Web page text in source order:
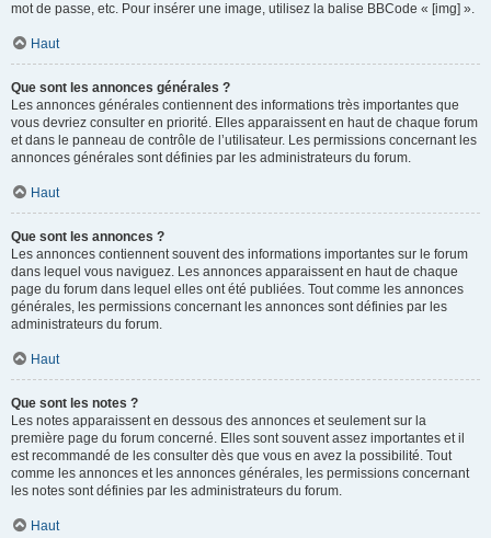
mot de passe, etc. Pour insérer une image, utilisez la balise BBCode « [img] ».
Haut
Que sont les annonces générales ?
Les annonces générales contiennent des informations très importantes que
vous devriez consulter en priorité. Elles apparaissent en haut de chaque forum
et dans le panneau de contrôle de l’utilisateur. Les permissions concernant les
annonces générales sont définies par les administrateurs du forum.
Haut
Que sont les annonces ?
Les annonces contiennent souvent des informations importantes sur le forum
dans lequel vous naviguez. Les annonces apparaissent en haut de chaque
page du forum dans lequel elles ont été publiées. Tout comme les annonces
générales, les permissions concernant les annonces sont définies par les
administrateurs du forum.
Haut
Que sont les notes ?
Les notes apparaissent en dessous des annonces et seulement sur la
première page du forum concerné. Elles sont souvent assez importantes et il
est recommandé de les consulter dès que vous en avez la possibilité. Tout
comme les annonces et les annonces générales, les permissions concernant
les notes sont définies par les administrateurs du forum.
Haut